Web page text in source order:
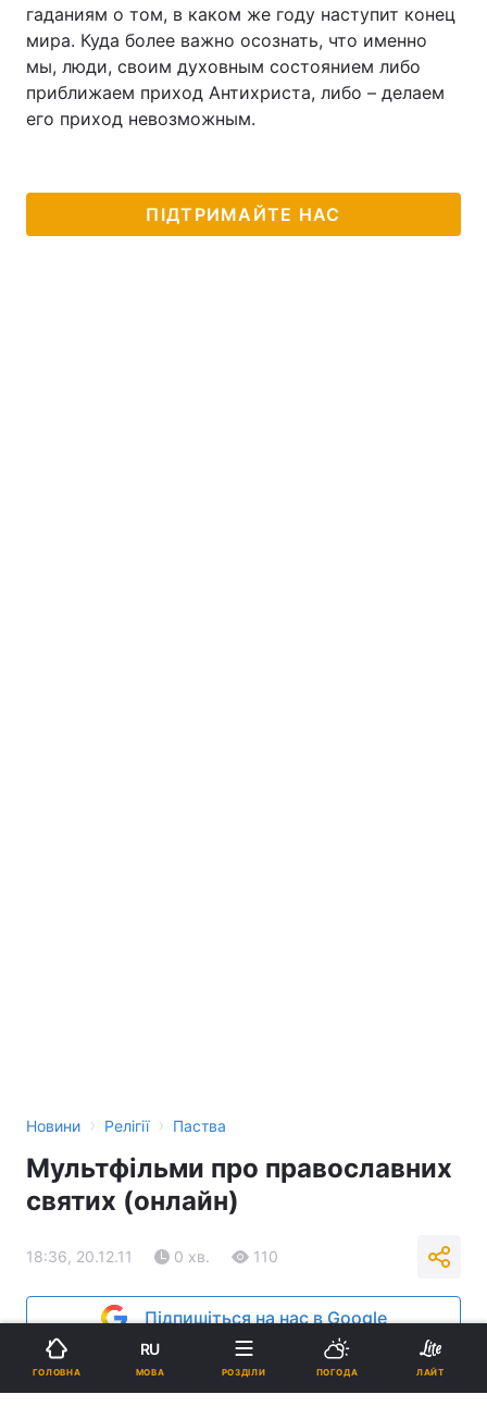
гаданиям о том, в каком же году наступит конец
мира. Куда более важно осознать, что именно
мы, люди, своим духовным состоянием либо
приближаем приход Антихриста, либо – делаем
его приход невозможным.
ПІДТРИМАЙТЕ НАС
Новини › Релігії › Паства
Мультфільми про православних
святих (онлайн)
18:36, 20.12.11 0 хв. 110
Підпишіться на нас в Google
Реклама
ГОЛОВНА
RU
МОВА РОЗДІЛИ ПОГОДА ЛАЙТ